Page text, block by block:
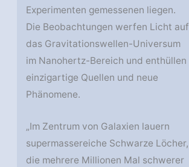
Experimenten gemessenen liegen.
Die Beobachtungen werfen Licht auf
das Gravitationswellen-Universum
im Nanohertz-Bereich und enthüllen
einzigartige Quellen und neue
Phänomene.
„Im Zentrum von Galaxien lauern
supermassereiche Schwarze Löcher,
die mehrere Millionen Mal schwerer